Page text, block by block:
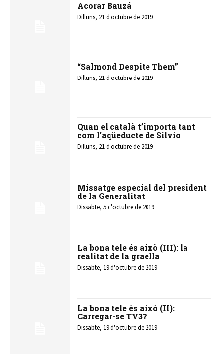
Acorar Bauzá
Dilluns, 21 d'octubre de 2019
“Salmond Despite Them”
Dilluns, 21 d'octubre de 2019
Quan el català t’importa tant
com l’aqüeducte de Silvio
Dilluns, 21 d'octubre de 2019
Missatge especial del president
de la Generalitat
Dissabte, 5 d'octubre de 2019
La bona tele és això (III): la
realitat de la graella
Dissabte, 19 d'octubre de 2019
La bona tele és això (II):
Carregar-se TV3?
Dissabte, 19 d'octubre de 2019